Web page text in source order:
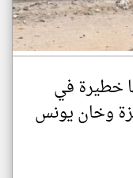
خطيرة في
وخان يونس